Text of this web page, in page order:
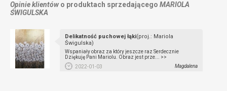
Opinie klientów o produktach sprzedającego MARIOLA
ŚWIGULSKA
Delikatność puchowej łąki(proj.: Mariola
Świgulska)
Wspaniały obraz za który jeszcze raz Serdecznie
Dziękuję Pani Mariolu. Obraz jest prze... >>
2022-01-03
Magdalena